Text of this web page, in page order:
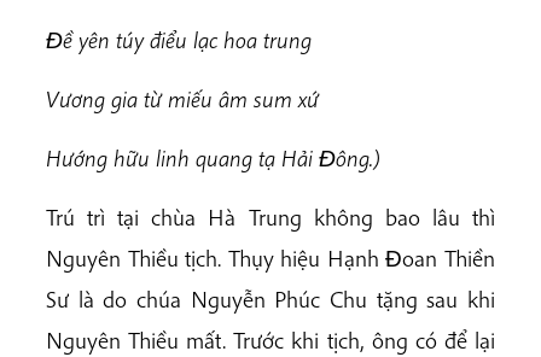
Ðề yên túy điểu lạc hoa trung
Vương gia từ miếu âm sum xứ
Hướng hữu linh quang tạ Hải Ðông.)
Trú trì tại chùa Hà Trung không bao lâu thì
Nguyên Thiều tịch. Thụy hiệu Hạnh Ðoan Thiền
Sư là do chúa Nguyễn Phúc Chu tặng sau khi
Nguyên Thiều mất. Trước khi tịch, ông có để lại